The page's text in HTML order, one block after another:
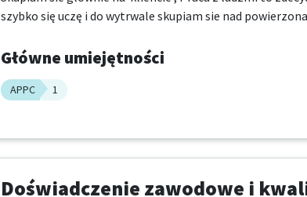
szybko się uczę i do wytrwale skupiam sie nad
Główne umiejętności
APPC 1
Doświadczenie zawodowe i